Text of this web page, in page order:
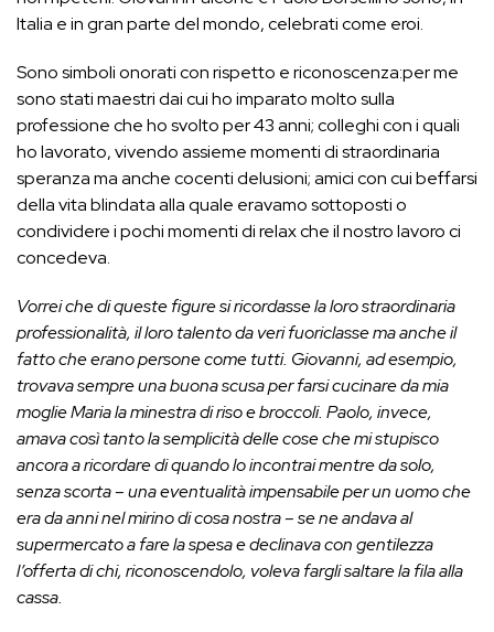
Italia e in gran parte del mondo, celebrati come eroi.
Sono simboli onorati con rispetto e riconoscenza:per me
sono stati maestri dai cui ho imparato molto sulla
professione che ho svolto per 43 anni; colleghi con i quali
ho lavorato, vivendo assieme momenti di straordinaria
speranza ma anche cocenti delusioni; amici con cui beffarsi
della vita blindata alla quale eravamo sottoposti o
condividere i pochi momenti di relax che il nostro lavoro ci
concedeva.
Vorrei che di queste figure si ricordasse la loro straordinaria
professionalità, il loro talento da veri fuoriclasse ma anche il
fatto che erano persone come tutti. Giovanni, ad esempio,
trovava sempre una buona scusa per farsi cucinare da mia
moglie Maria la minestra di riso e broccoli. Paolo, invece,
amava così tanto la semplicità delle cose che mi stupisco
ancora a ricordare di quando lo incontrai mentre da solo,
senza scorta – una eventualità impensabile per un uomo che
era da anni nel mirino di cosa nostra – se ne andava al
supermercato a fare la spesa e declinava con gentilezza
l’offerta di chi, riconoscendolo, voleva fargli saltare la fila alla
cassa.